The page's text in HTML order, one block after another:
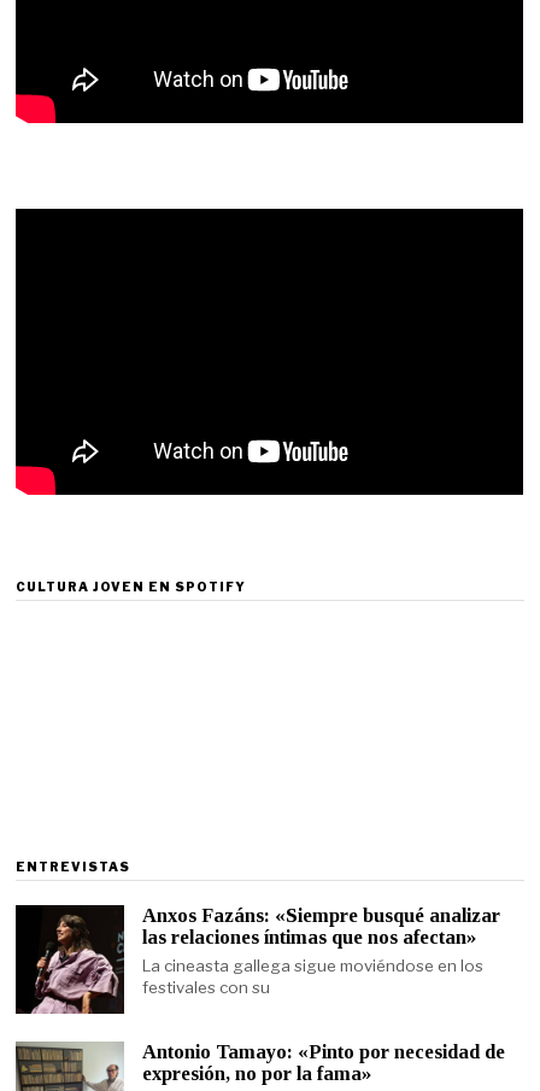
CULTURA JOVEN EN SPOTIFY
ENTREVISTAS
Anxos Fazáns: «Siempre busqué analizar
las relaciones íntimas que nos afectan»
La cineasta gallega sigue moviéndose en los
festivales con su
Antonio Tamayo: «Pinto por necesidad de
expresión, no por la fama»